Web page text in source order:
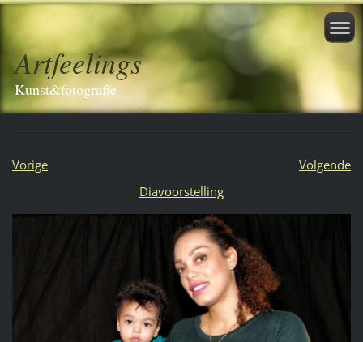
Artfeelings
Kunst&fotografie
Vorige
Volgende
Diavoorstelling